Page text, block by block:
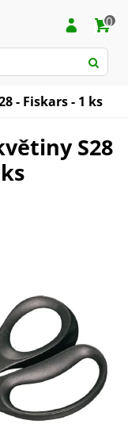
0
- Fiskars - 1 ks
S28